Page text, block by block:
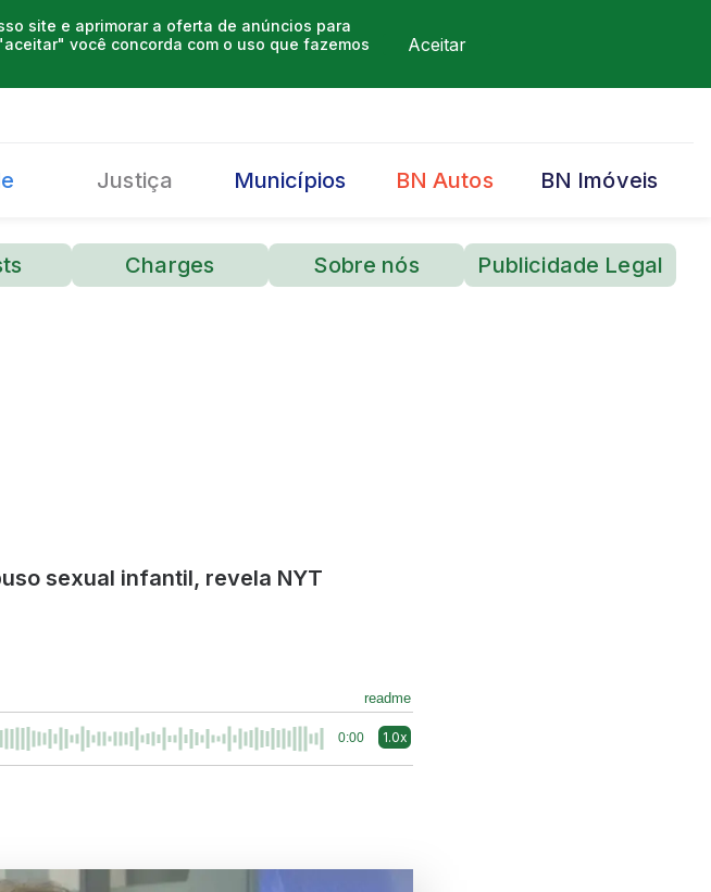
site e aprimorar a oferta de anúncios para
você concorda com o uso que fazemos
Aceitar
Justiça Municípios BN Autos BN Imóveis
Charges Sobre nós Publicidade Legal
sexual infantil, revela NYT
readme
0:00 1.0x